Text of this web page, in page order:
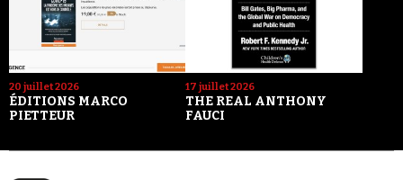
20 juillet 2026
ÉDITIONS MARCO
PIETTEUR
17 juillet 2026
THE REAL ANTHONY
FAUCI